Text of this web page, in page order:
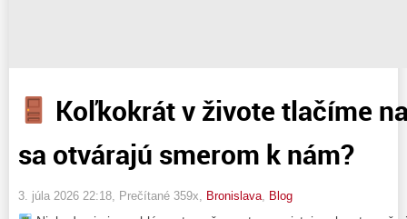
Koľkokrát v živote tlačíme
sa otvárajú smerom k nám?
3. júla 2026 22:18 , Prečítané 359x, Bronislava Blog